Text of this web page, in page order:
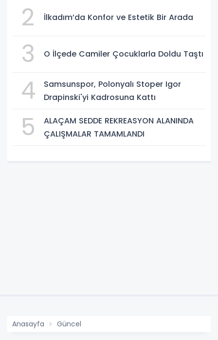
2 İlkadım’da Konfor ve Estetik Bir Arada
3 O İlçede Camiler Çocuklarla Doldu Taştı
4
Samsunspor, Polonyalı Stoper Igor
Drapinski'yi Kadrosuna Kattı
5
ALAÇAM SEDDE REKREASYON ALANINDA
ÇALIŞMALAR TAMAMLANDI
Anasayfa Güncel